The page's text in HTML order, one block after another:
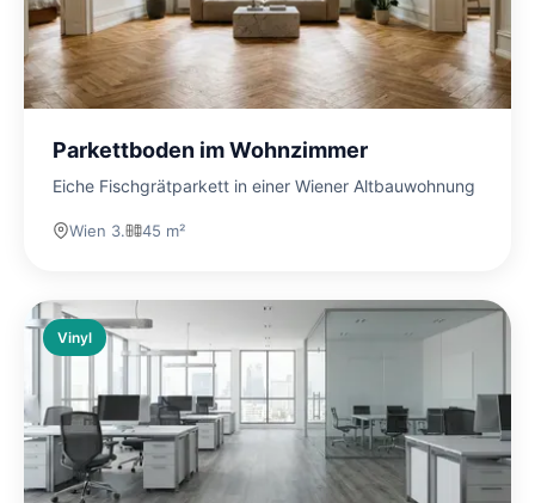
Parkettboden im Wohnzimmer
Eiche Fischgrätparkett in einer Wiener Altbauwohnung
Wien 3. 45 m²
Vinyl